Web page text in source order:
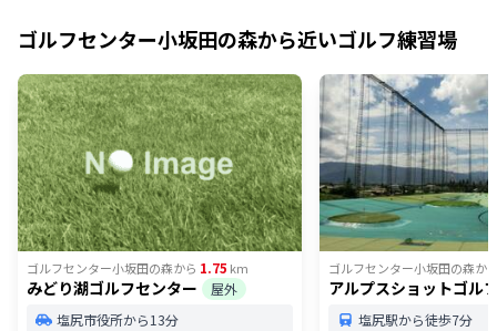
ゴルフセンター小坂田の森から近いゴルフ練習場
ゴルフセンター小坂田の森から 1.75 km
みどり湖ゴルフセンター
屋外
塩尻市役所から13分
ゴルフセンター小坂田の森か
アルプスショットゴル
塩尻駅から徒歩7分